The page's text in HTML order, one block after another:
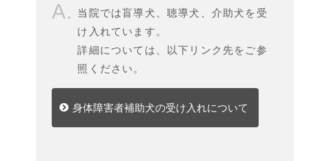
当院では盲導犬、聴導犬、介助犬を受
け入れています。
詳細については、以下リンク先をご参
照ください。
身体障害者補助犬の受け入れについて